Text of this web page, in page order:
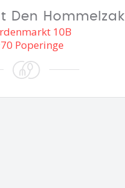
Den Hommelzak
10B
Poperinge